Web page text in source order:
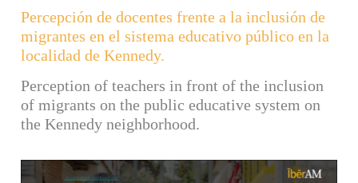
Percepción de docentes frente a la inclusión de
migrantes en el sistema educativo público en la
localidad de Kennedy.
Perception of teachers in front of the inclusion
of migrants on the public educative system on
the Kennedy neighborhood.